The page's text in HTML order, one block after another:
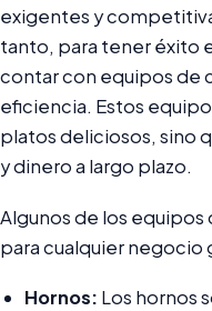
exigentes y
tanto, para tener éxito
contar con equipos de
eficiencia. Estos
platos deliciosos, sino
y dinero a largo plazo.
Algunos de los
para cualquier
Hornos: Los hornos